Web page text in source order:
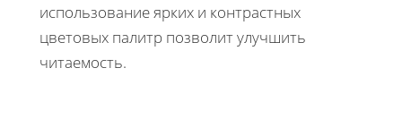
использование ярких и контрастных
цветовых палитр позволит улучшить
читаемость.